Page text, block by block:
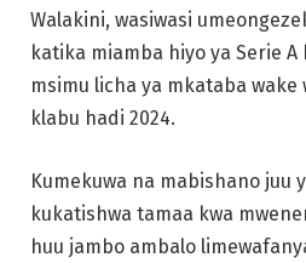
Walakini, wasiwasi
katika miamba hiyo ya Serie A
msimu licha ya mkataba wake
klabu hadi 2024.
Kumekuwa na mabishano juu
kukatishwa tamaa kwa
huu jambo ambalo